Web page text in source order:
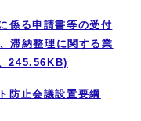
係る申請書等の受付
滞納整理に関する業
245.56KB)
防止会議設置要綱